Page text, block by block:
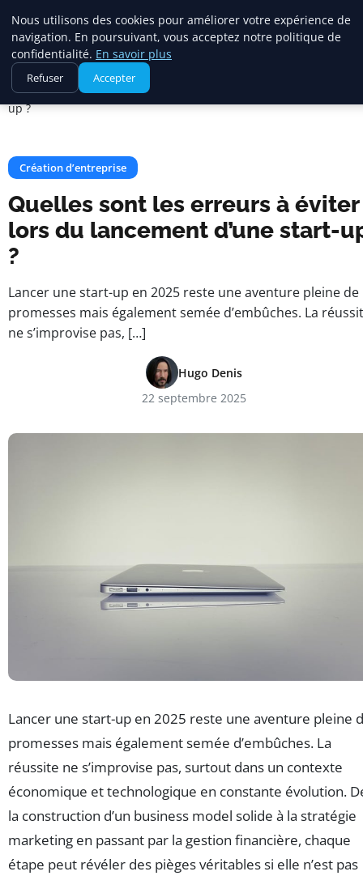
Square Annuaire
Accueil
Création d’entreprise
Quelles sont les erreurs à éviter lors du lancement d’une start-
up ?
Création d’entreprise
Quelles sont les erreurs à éviter
lors du lancement d’une start-
?
Lancer une start-up en 2025 reste une aventure pleine de
promesses mais également semée d’embûches. La
ne s’improvise pas, […]
Hugo Denis
22 septembre 2025
Lancer une start-up en 2025 reste une aventure pleine
promesses mais également semée d’embûches. La
réussite ne s’improvise pas, surtout dans un contexte
économique et technologique en constante évolution.
la construction d’un business model solide à la stratégie
marketing en passant par la gestion financière, chaque
étape peut révéler des pièges véritables si elle n’est pas
Nous utilisons des cookies pour améliorer votre expérience de
navigation. En poursuivant, vous acceptez notre politique de
confidentialité. En savoir plus
Refuser Accepter